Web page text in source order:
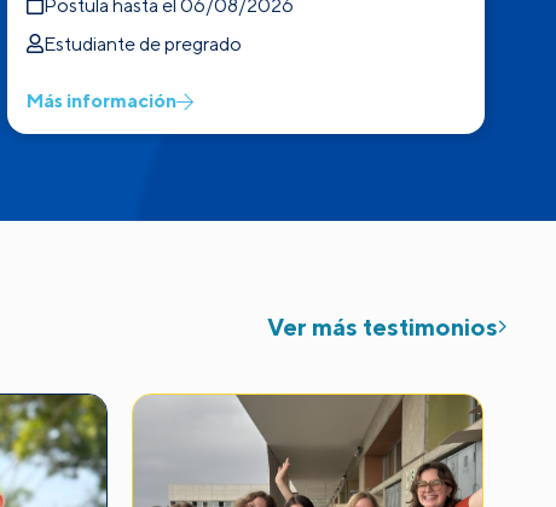
Postula hasta el 06/08/2026
Estudiante de pregrado
Más información
Ver más testimonios